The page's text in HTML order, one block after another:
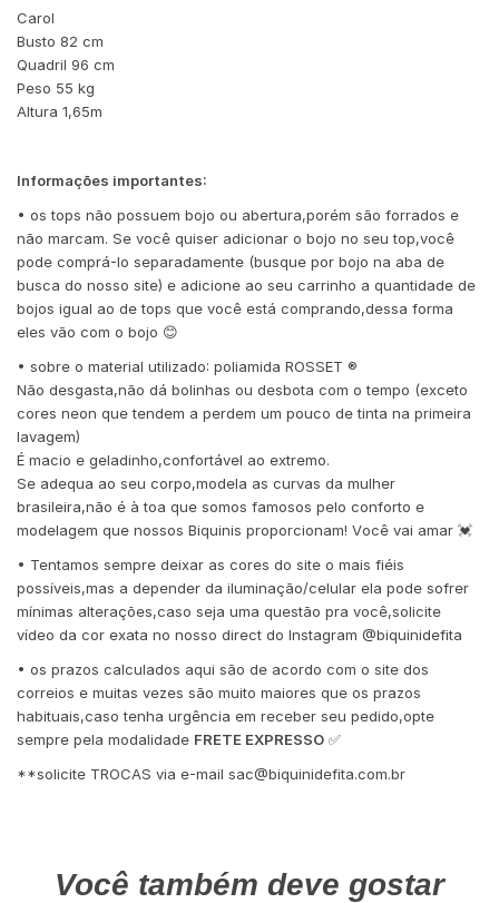
Carol
Busto 82 cm
Quadril 96 cm
Peso 55 kg
Altura 1,65m
Informações importantes:
• os tops não possuem bojo ou abertura,porém são forrados e
não marcam. Se você quiser adicionar o bojo no seu top,você
pode comprá-lo separadamente (busque por bojo na aba de
busca do nosso site) e adicione ao seu carrinho a quantidade de
bojos igual ao de tops que você está comprando,dessa forma
eles vão com o bojo 😊
• sobre o material utilizado: poliamida ROSSET ®️
Não desgasta,não dá bolinhas ou desbota com o tempo (exceto
cores neon que tendem a perdem um pouco de tinta na primeira
lavagem)
É macio e geladinho,confortável ao extremo.
Se adequa ao seu corpo,modela as curvas da mulher
brasileira,não é à toa que somos famosos pelo conforto e
modelagem que nossos Biquinis proporcionam! Você vai amar 💓
• Tentamos sempre deixar as cores do site o mais fiéis
possíveis,mas a depender da iluminação/celular ela pode sofrer
mínimas alterações,caso seja uma questão pra você,solicite
vídeo da cor exata no nosso direct do Instagram @biquinidefita
• os prazos calculados aqui são de acordo com o site dos
correios e muitas vezes são muito maiores que os prazos
habituais,caso tenha urgência em receber seu pedido,opte
sempre pela modalidade FRETE EXPRESSO ✅
**solicite TROCAS via e-mail sac@biquinidefita.com.br
Você também deve gostar